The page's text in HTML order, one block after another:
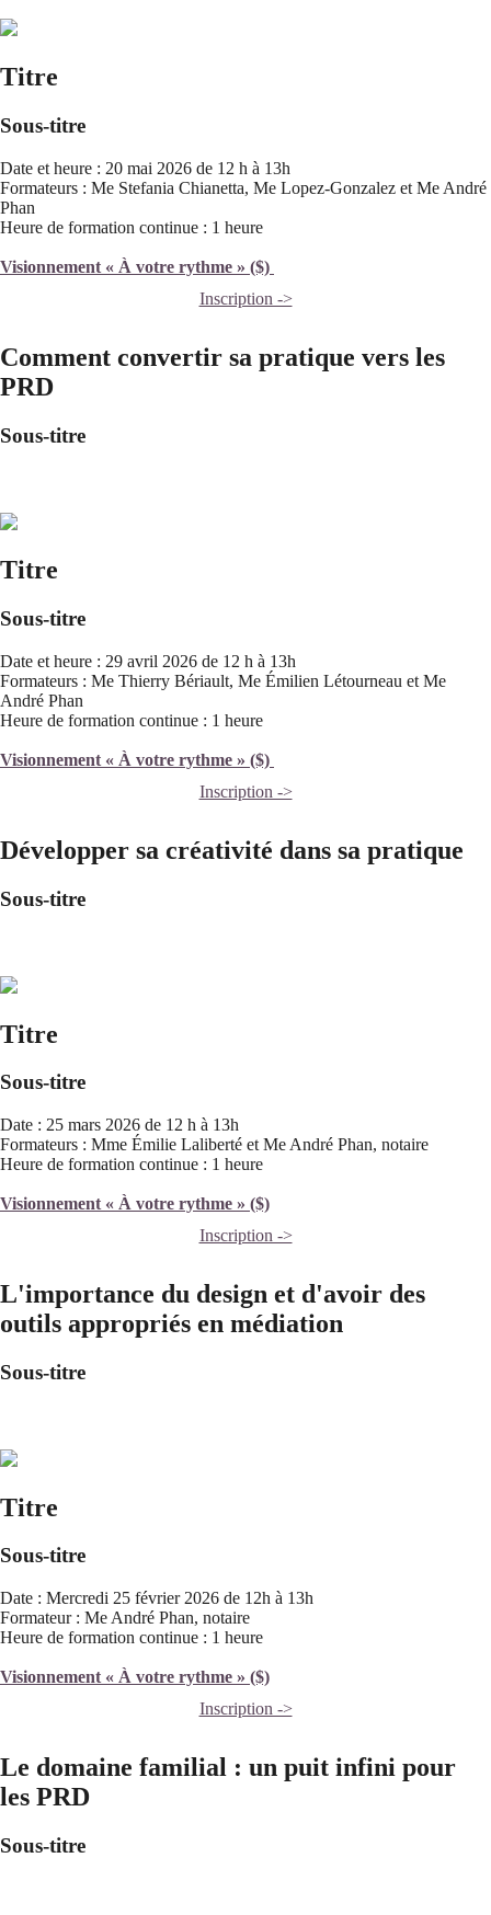
Titre
Sous-titre
Date et heure : 20 mai 2026 de 12 h à 13h
Formateurs : Me Stefania Chianetta, Me Lopez-Gonzalez et Me André
Phan
Heure de formation continue : 1 heure
Visionnement « À votre rythme » ($)
Inscription ->
Comment convertir sa pratique vers les
PRD
Sous-titre
Titre
Sous-titre
Date et heure : 29 avril 2026 de 12 h à 13h
Formateurs : Me Thierry Bériault, Me Émilien Létourneau et Me
André Phan
Heure de formation continue : 1 heure
Visionnement « À votre rythme » ($)
Inscription ->
Développer sa créativité dans sa pratique
Sous-titre
Titre
Sous-titre
Date : 25 mars 2026 de 12 h à 13h
Formateurs : Mme Émilie Laliberté et Me André Phan, notaire
Heure de formation continue : 1 heure
Visionnement « À votre rythme » ($)
Inscription ->
L'importance du design et d'avoir des
outils appropriés en médiation
Sous-titre
Titre
Sous-titre
Date : Mercredi 25 février 2026 de 12h à 13h
Formateur : Me André Phan, notaire
Heure de formation continue : 1 heure
Visionnement « À votre rythme » ($)
Inscription ->
Le domaine familial : un puit infini pour
les PRD
Sous-titre